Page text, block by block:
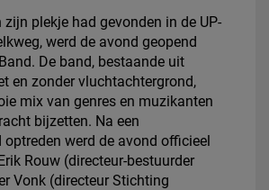
zijn plekje had gevonden in de UP-
werd de avond geopend
De band, bestaande uit
en zonder vluchtachtergrond,
mix van genres en muzikanten
bijzetten. Na een
optreden werd de avond officieel
Rouw (directeur-bestuurder
Vonk (directeur Stichting